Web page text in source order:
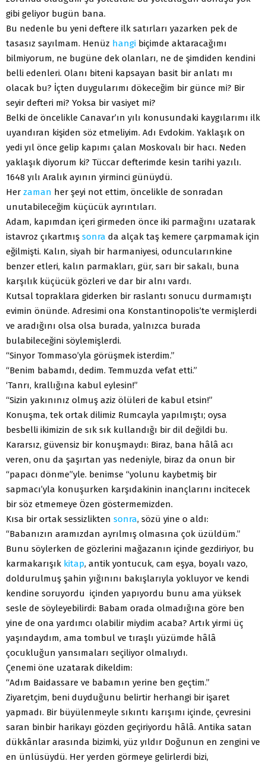
gibi geliyor bugün bana.
Bu nedenle bu yeni deftere ilk satırları yazarken pek de
tasasız sayılmam. Henüz hangi biçimde aktaracağımı
bilmiyorum, ne bugüne dek olanları, ne de şimdiden kendini
belli edenleri. Olanı biteni kapsayan basit bir anlatı mı
olacak bu? İçten duygularımı dökeceğim bir günce mi? Bir
seyir defteri mi? Yoksa bir vasiyet mi?
Belki de öncelikle Canavar’ın yılı konusundaki kaygılarımı ilk
uyandıran kişiden söz etmeliyim. Adı Evdokim. Yaklaşık on
yedi yıl önce gelip kapımı çalan Moskovalı bir hacı. Neden
yaklaşık diyorum ki? Tüccar defterimde kesin tarihi yazılı.
1648 yılı Aralık ayının yirminci günüydü.
Her zaman her şeyi not ettim, öncelikle de sonradan
unutabileceğim küçücük ayrıntıları.
Adam, kapımdan içeri girmeden önce iki parmağını uzatarak
istavroz çıkartmış sonra da alçak taş kemere çarpmamak için
eğilmişti. Kalın, siyah bir harmaniyesi, oduncularınkine
benzer etleri, kalın parmakları, gür, sarı bir sakalı, buna
karşılık küçücük gözleri ve dar bir alnı vardı.
Kutsal topraklara giderken bir raslantı sonucu durmamıştı
evimin önünde. Adresimi ona Konstantinopolis’te vermişlerdi
ve aradığını olsa olsa burada, yalnızca burada
bulabileceğini söylemişlerdi.
“Sinyor Tommaso’yla görüşmek isterdim.”
“Benim babamdı, dedim. Temmuzda vefat etti.”
‘Tanrı, krallığına kabul eylesin!”
“Sizin yakınınız olmuş aziz ölüleri de kabul etsin!”
Konuşma, tek ortak dilimiz Rumcayla yapılmıştı; oysa
besbelli ikimizin de sık sık kullandığı bir dil değildi bu.
Kararsız, güvensiz bir konuşmaydı: Biraz, bana hâlâ acı
veren, onu da şaşırtan yas nedeniyle, biraz da onun bir
“papacı dönme”yle. benimse “yolunu kaybetmiş bir
sapmacı’yla konuşurken karşıdakinin inançlarını incitecek
bir söz etmemeye Özen göstermemizden.
Kısa bir ortak sessizlikten sonra, sözü yine o aldı:
“Babanızın aramızdan ayrılmış olmasına çok üzüldüm.”
Bunu söylerken de gözlerini mağazanın içinde gezdiriyor, bu
karmakarışık kitap, antik yontucuk, cam eşya, boyalı vazo,
doldurulmuş şahin yığınını bakışlarıyla yokluyor ve kendi
kendine soruyordu içinden yapıyordu bunu ama yüksek
sesle de söyleyebilirdi: Babam orada olmadığına göre ben
yine de ona yardımcı olabilir miydim acaba? Artık yirmi üç
yaşındaydım, ama tombul ve tıraşlı yüzümde hâlâ
çocukluğun yansımaları seçiliyor olmalıydı.
Çenemi öne uzatarak dikeldim:
“Adım Baidassare ve babamın yerine ben geçtim.”
Ziyaretçim, beni duyduğunu belirtir herhangi bir işaret
yapmadı. Bir büyülenmeyle sıkıntı karışımı içinde, çevresini
saran binbir harikayı gözden geçiriyordu hâlâ. Antika satan
dükkânlar arasında bizimki, yüz yıldır Doğunun en zengini ve
en ünlüsüydü. Her yerden görmeye gelirlerdi bizi,